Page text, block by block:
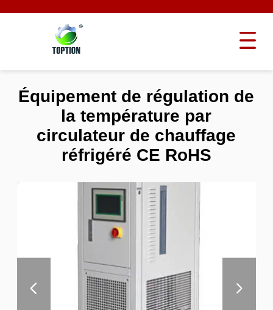
Équipement de régulation de
la température par
circulateur de chauffage
réfrigéré CE RoHS